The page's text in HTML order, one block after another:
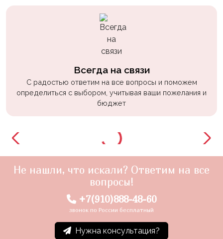
Всегда на связи
С радостью ответим на все вопросы и поможем
определиться с выбором, учитывая ваши пожелания и
бюджет
Не нашли, что искали? Ответим на все
вопросы!
+7(910)888-48-60
звонок по России бесплатный
Нужна консультация?